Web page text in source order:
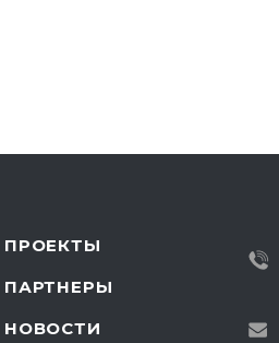
ПРОЕКТЫ
ПАРТНЕРЫ
НОВОСТИ